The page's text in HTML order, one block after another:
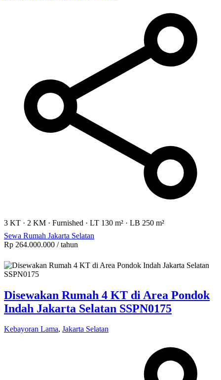
3 KT · 2 KM · Furnished · LT 130 m² · LB 250 m²
Sewa Rumah Jakarta Selatan
Rp 264.000.000 / tahun
Disewakan Rumah 4 KT di Area Pondok
Indah Jakarta Selatan SSPN0175
Kebayoran Lama, Jakarta Selatan